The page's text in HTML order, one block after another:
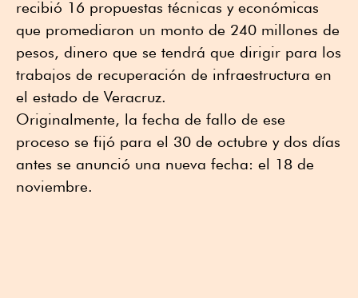
recibió 16 propuestas técnicas y económicas
que promediaron un monto de 240 millones de
pesos, dinero que se tendrá que dirigir para los
trabajos de recuperación de infraestructura en
el estado de Veracruz.
Originalmente, la fecha de fallo de ese
proceso se fijó para el 30 de octubre y dos días
antes se anunció una nueva fecha: el 18 de
noviembre.